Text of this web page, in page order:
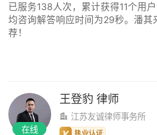
已服务138人次，累计获得11个用
均咨询解答响应时间为29秒。潘其
荐！
在线
王登豹 律师
江苏友诚律师事务所